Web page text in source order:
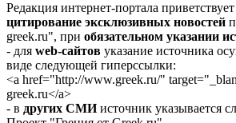
Редакция интернет-портала приветствует
цитирование эксклюзивных новостей
greek.ru", при обязательном указании
- для web-сайтов указание источника
виде следующей гиперссылки:
<a href="http://www.greek.ru/"
greek.ru</a>
- в других СМИисточник указывается